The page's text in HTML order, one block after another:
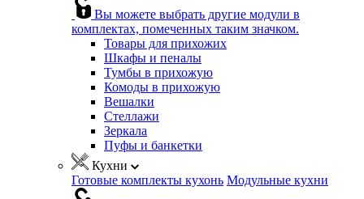
Вы можете выбрать другие модули в
комплектах, помеченных таким значком.
Товары для прихожих
Шкафы и пеналы
Тумбы в прихожую
Комоды в прихожую
Вешалки
Стеллажи
Зеркала
Пуфы и банкетки
Кухни
Готовые комплекты кухонь Модульные кухни